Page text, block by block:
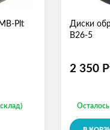
Plt
Диски
B26-5
2 350